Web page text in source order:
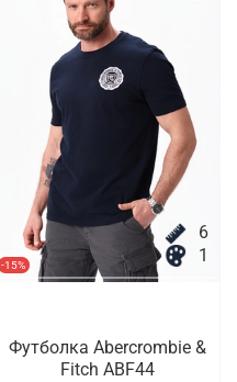
-15%
6
1
Футболка Abercrombie &
Fitch ABF44